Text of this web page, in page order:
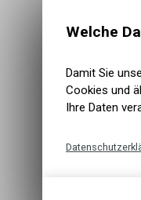
Welche
Damit Sie
Cookies und
Ihre Daten